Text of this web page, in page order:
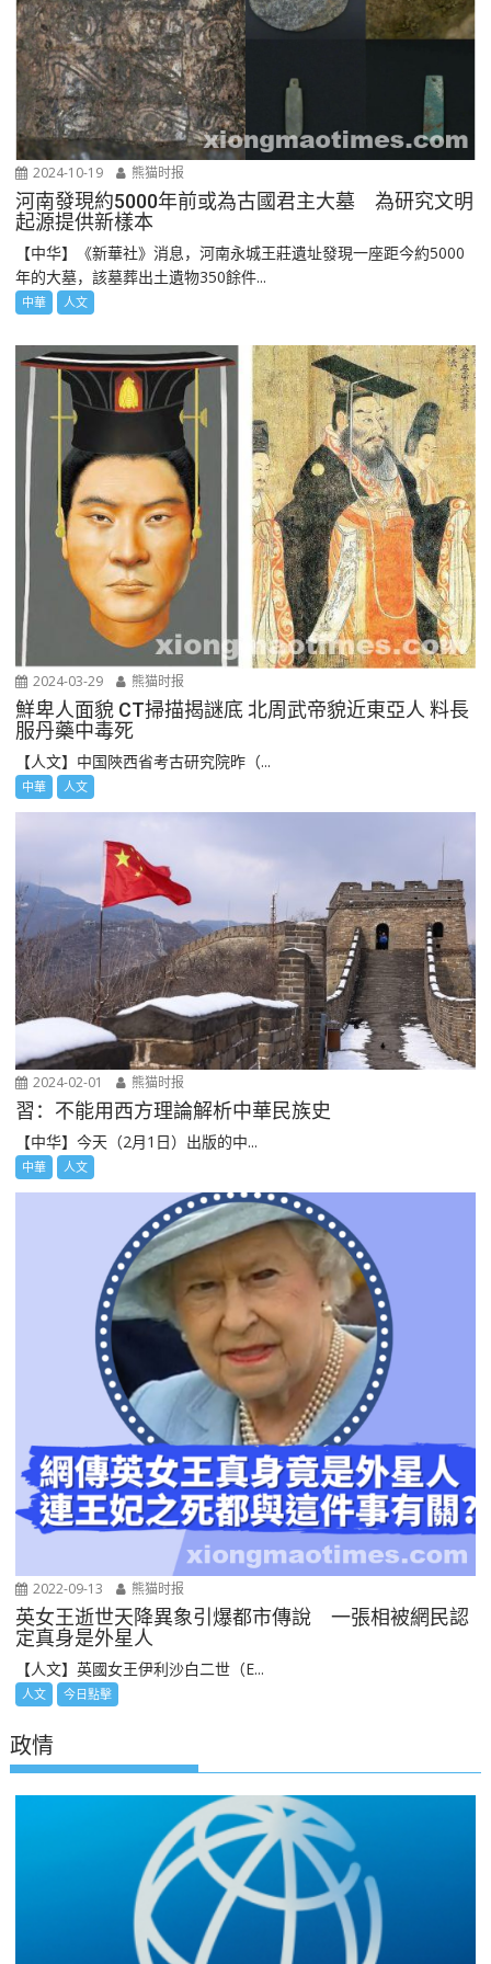
2024-10-19 熊猫时报
河南發現約5000年前或為古國君主大墓 為研究文明
起源提供新樣本
【中华】《新華社》消息，河南永城王莊遺址發現一座距今約5000
年的大墓，該墓葬出土遺物350餘件...
中華 人文
2024-03-29 熊猫时报
鮮卑人面貌 CT掃描揭謎底 北周武帝貌近東亞人 料長
服丹藥中毒死
【人文】中国陜西省考古研究院昨（...
中華 人文
2024-02-01 熊猫时报
習：不能用西方理論解析中華民族史
【中华】今天（2月1日）出版的中...
中華 人文
2022-09-13 熊猫时报
英女王逝世天降異象引爆都市傳說 一張相被網民認
定真身是外星人
【人文】英國女王伊利沙白二世（E...
人文 今日點擊
政情